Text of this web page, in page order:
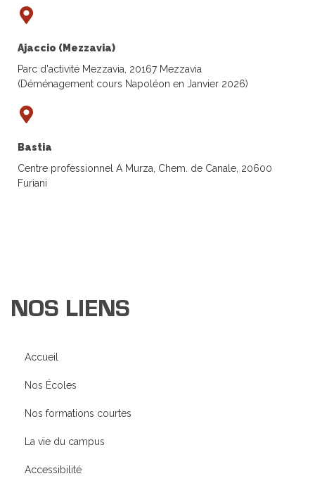
Ajaccio (Mezzavia)
Parc d'activité Mezzavia, 20167 Mezzavia
(Déménagement cours Napoléon en Janvier 2026)
Bastia
Centre professionnel A Murza, Chem. de Canale, 20600
Furiani
NOS LIENS
Accueil
Nos Écoles
Nos formations courtes
La vie du campus
Accessibilité